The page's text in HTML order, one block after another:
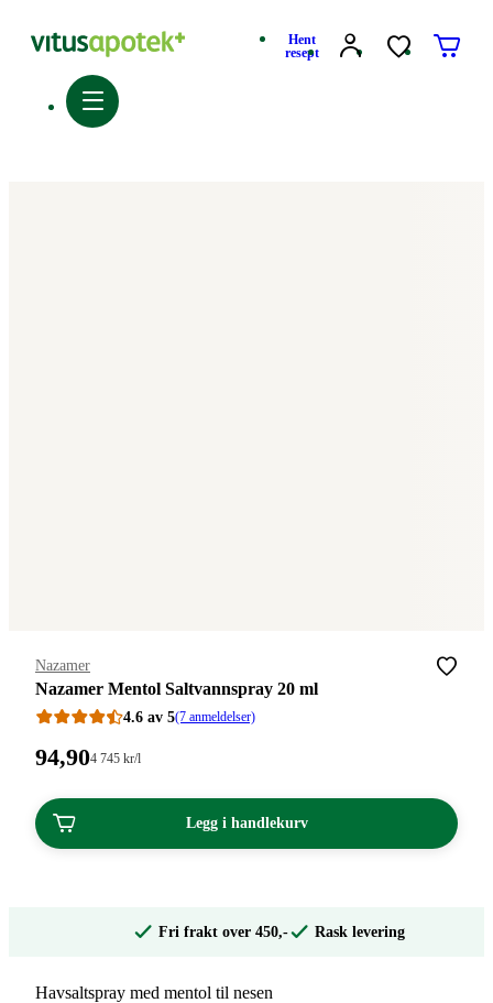
Hent
resept
Merke:
Nazamer
Nazamer Mentol Saltvannspray 20 ml
4.6 av 5(7 anmeldelser)
Pris:
kroner.
94,90Stykkpris:
745,00/l
4 745 kr/l
Legg i handlekurv
Fri frakt over 450,- Rask levering
Havsaltspray med mentol til nesen